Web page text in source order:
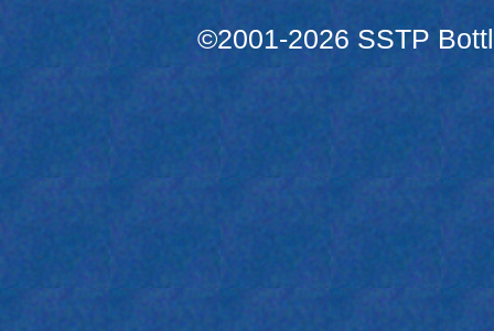
©2001-2026 SSTP